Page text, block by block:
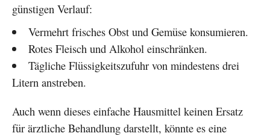
günstigen Verlauf:
Vermehrt frisches Obst und Gemüse konsumieren.
Rotes Fleisch und Alkohol einschränken.
Tägliche Flüssigkeitszufuhr von mindestens drei
Litern anstreben.
Auch wenn dieses einfache Hausmittel keinen Ersatz
für ärztliche Behandlung darstellt, könnte es eine